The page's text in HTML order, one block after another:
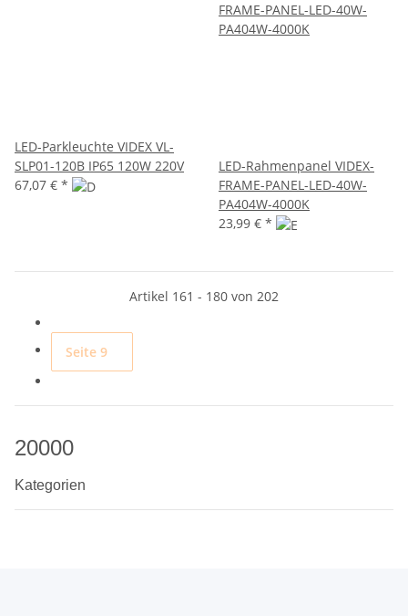
LED-Parkleuchte VIDEX VL-
SLP01-120B IP65 120W 220V
67,07 € *
LED-Rahmenpanel VIDEX-
FRAME-PANEL-LED-40W-
PA404W-4000K
23,99 € *
Artikel 161 - 180 von 202
Seite 9
20000
Kategorien